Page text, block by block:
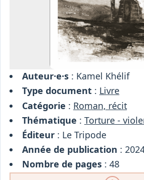
Auteur·e·s: Kamel Khélif
Type document: Livre
Catégorie : Roman, récit
Thématique : Torture -
Éditeur: Le Tripode
Année de publication :
Nombre de pages: 48